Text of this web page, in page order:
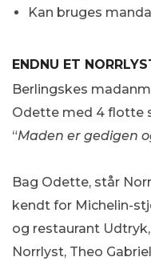
Kan bruges
ENDNU ET
Berlingskes
Odette med 4 flotte
“Maden er gedigen
Bag Odette, står
kendt for Michelin-
og restaurant
Norrlyst, Theo